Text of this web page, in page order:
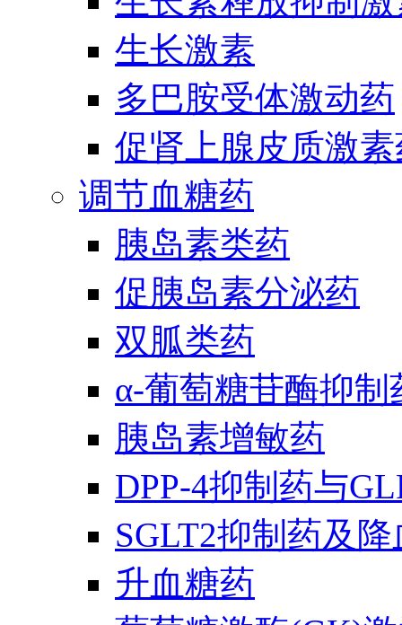
生长激素
多巴胺受体激动药
促肾上腺皮质激
调节血糖药
胰岛素类药
促胰岛素分泌药
双胍类药
α-葡萄糖苷酶抑制
胰岛素增敏药
DPP-4抑制药与
SGLT2抑制药及
升血糖药